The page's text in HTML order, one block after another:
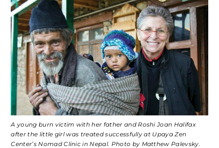
A young burn victim with her father and Roshi Joan Halifax
after the little girl was treated successfully at Upaya Zen
Center’s Nomad Clinic in Nepal. Photo by Matthew Palevsky.